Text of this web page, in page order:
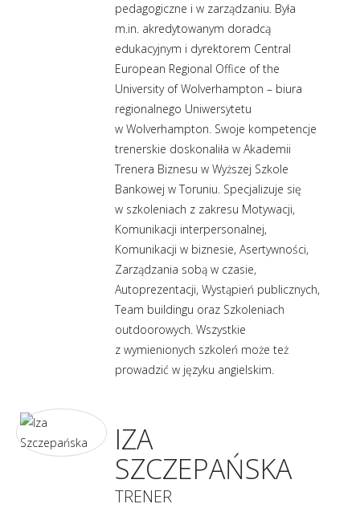
pedagogiczne i w zarządzaniu. Była
m.in. akredytowanym doradcą
edukacyjnym i dyrektorem Central
European Regional Office of the
University of Wolverhampton – biura
regionalnego Uniwersytetu
w Wolverhampton. Swoje kompetencje
trenerskie doskonaliła w Akademii
Trenera Biznesu w Wyższej Szkole
Bankowej w Toruniu. Specjalizuje się
w szkoleniach z zakresu Motywacji,
Komunikacji interpersonalnej,
Komunikacji w biznesie, Asertywności,
Zarządzania sobą w czasie,
Autoprezentacji, Wystąpień publicznych,
Team buildingu oraz Szkoleniach
outdoorowych. Wszystkie
z wymienionych szkoleń może też
prowadzić w języku angielskim.
IZA
SZCZEPAŃSKA
TRENER